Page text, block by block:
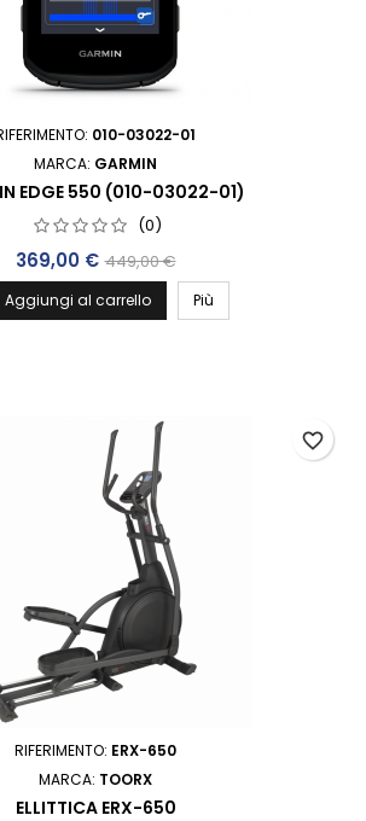
010-03022-01
MARCA: GARMIN
EDGE 550 (010-03022-01)
(0)
Prezzo
369,00 € Prezzo base
449,00 €
Aggiungi al carrello Più
RIFERIMENTO: ERX-650
MARCA: TOORX
ELLITTICA ERX-650
favorite_border